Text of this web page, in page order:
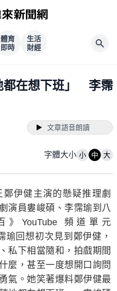
體育
即時
生活
財經
都在想下班」 李霈
文章語音朗讀
字體大小 小 中 大
鄭伊健主演的懸疑推理劇
演員婁峻碩、李霈瑜到八
YouTube 頻道單元
瑜回想初次見到鄭伊健，
私下相當隨和，拍戲期間
麼，甚至一度想開口詢問
氣。她笑著爆料鄭伊健最